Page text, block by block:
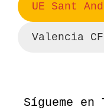
UE Sant
Valencia
Sígueme